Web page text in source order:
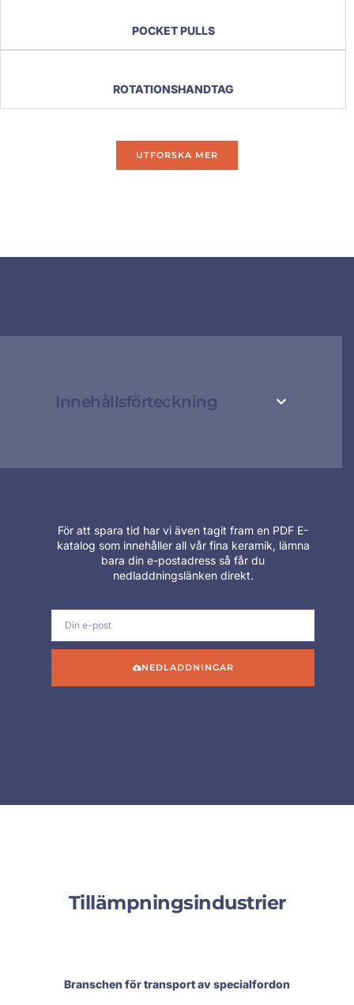
POCKET PULLS
ROTATIONSHANDTAG
UTFORSKA MER
Innehållsförteckning
För att spara tid har vi även tagit fram en PDF E-
katalog som innehåller all vår fina keramik, lämna
bara din e-postadress så får du
nedladdningslänken direkt.
NEDLADDNINGAR
Tillämpningsindustrier
Branschen för transport av specialfordon